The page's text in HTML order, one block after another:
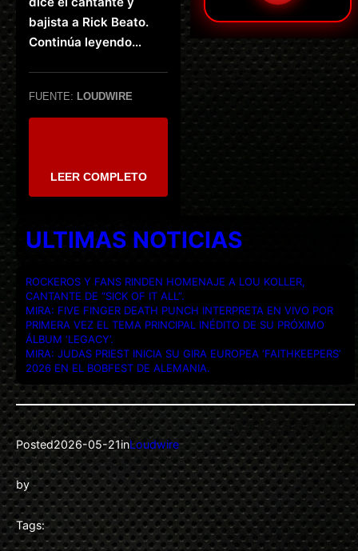
bajista a Rick Beato.
Continúa leyendo…
FUENTE: LOUDWIRE
LEER COMPLETO
ULTIMAS NOTICIAS
ROCKEROS Y FANS RINDEN HOMENAJE A LOU KOLLER,
CANTANTE DE “SICK OF IT ALL”.
MIRA: FIVE FINGER DEATH PUNCH INTERPRETA EN VIVO POR
PRIMERA VEZ EL TEMA PRINCIPAL INÉDITO DE SU PRÓXIMO
ÁLBUM ‘LEGACY’.
MIRA: JUDAS PRIEST INICIA SU GIRA EUROPEA ‘FAITHKEEPERS’
2026 EN EL BOBFEST DE ALEMANIA.
Posted2026-05-21inLoudwire
by
Tags: